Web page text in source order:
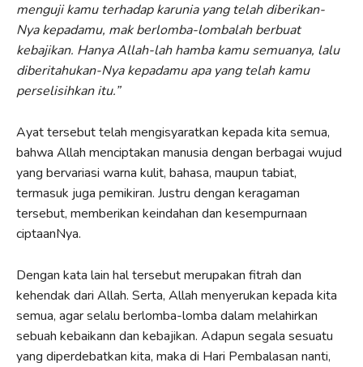
menguji kamu terhadap karunia yang telah diberikan-
Nya kepadamu, mak berlomba-lombalah berbuat
kebajikan. Hanya Allah-lah hamba kamu semuanya, lalu
diberitahukan-Nya kepadamu apa yang telah kamu
perselisihkan itu.”
Ayat tersebut telah mengisyaratkan kepada kita semua,
bahwa Allah menciptakan manusia dengan berbagai wujud
yang bervariasi warna kulit, bahasa, maupun tabiat,
termasuk juga pemikiran. Justru dengan keragaman
tersebut, memberikan keindahan dan kesempurnaan
ciptaanNya.
Dengan kata lain hal tersebut merupakan fitrah dan
kehendak dari Allah. Serta, Allah menyerukan kepada kita
semua, agar selalu berlomba-lomba dalam melahirkan
sebuah kebaikann dan kebajikan. Adapun segala sesuatu
yang diperdebatkan kita, maka di Hari Pembalasan nanti,